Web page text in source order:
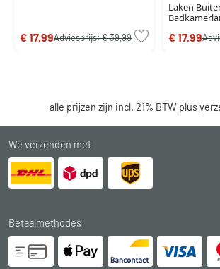
€ 17,99Adviesprijs:€ 39,99
Laken
€ 17,99
alle prijzen zijn incl. 21% BTW plus
We verzenden met
Betaalmethodes